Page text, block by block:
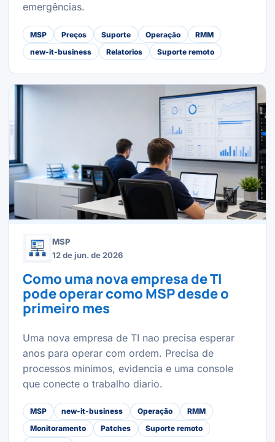
emergências.
MSP Preços Suporte Operação
RMM
new-it-business
Relatorios Suporte remoto
MSP
12 de jun. de 2026
Como uma nova empresa de TI
pode operar como MSP desde o
primeiro mes
Uma nova empresa de TI nao precisa esperar
anos para operar com ordem. Precisa de
processos minimos, evidencia e uma console
que conecte o trabalho diario.
MSP new-it-business Operação
RMM
Monitoramento
Patches
Suporte remoto